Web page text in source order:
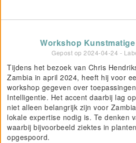
Workshop
Gepost op2024-04-24 -
Tijdens het bezoek van Chris
Zambia in april 2024, heeft hij voor
workshop gegeven over
Intelligentie. Het accent daarbij lag
niet alleen belangrijk zijn voor
lokale expertise nodig is. Te denken
waarbij bijvoorbeeld ziektes in
opgespoord.